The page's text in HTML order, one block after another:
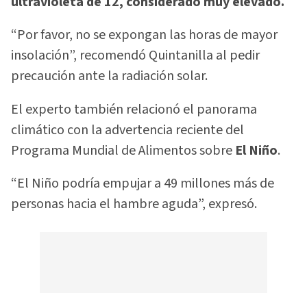
“Por favor, no se expongan las horas de mayor
insolación”, recomendó Quintanilla al pedir
precaución ante la radiación solar.
El experto también relacionó el panorama
climático con la advertencia reciente del
Programa Mundial de Alimentos sobre El Niño.
“El Niño podría empujar a 49 millones más de
personas hacia el hambre aguda”, expresó.